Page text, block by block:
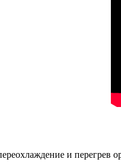
и перегрев